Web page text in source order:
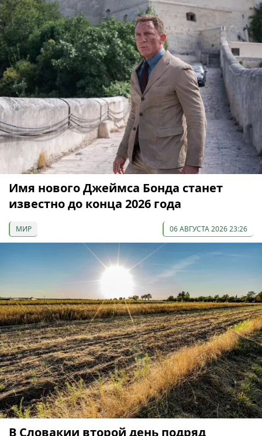
Имя нового Джеймса Бонда станет
известно до конца 2026 года
МИР 06 АВГУСТА 2026 23:26
В Словакии второй день подряд